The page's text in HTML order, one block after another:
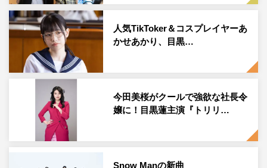
ら役作りをしています。迷うことがあったら、原作に立ち
戻って、そこに人間がやる意味をどう足すか、どれぐらい
の量を足すかっていう調整します。
◆目黒さんが思うハルの魅力はどこでしょうか？
「この次にハルはなんて返すんだろう」というのが分から
なくて。そこがすごく見ていてワクワクしますし、ハルっ
ていうキャラクターに引き込まれる理由の一つだなと思い
手とのちょっとした駆け引きみたいなものがあるのです
人気TikToker＆コスプレイヤーあ
かせあかり、目黒…
今田美桜がクールで強欲な社長令
嬢に！目黒蓮主演『トリリ…
Snow Manの新曲